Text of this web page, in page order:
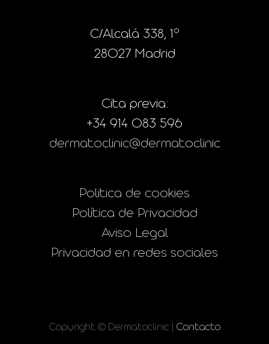
C/Alcalá 338, 1º
28027 Madrid
Cita previa:
+34 914 083 596
dermatoclinic@dermatoclinic
Politica de cookies
Política de Privacidad
Aviso Legal
Privacidad en redes sociales
Copyright © Dermatoclinic | Contacto